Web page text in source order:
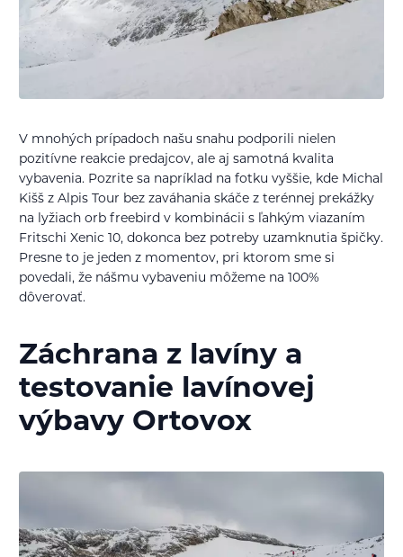
V mnohých prípadoch našu snahu podporili nielen
pozitívne reakcie predajcov, ale aj samotná kvalita
vybavenia. Pozrite sa napríklad na fotku vyššie, kde Michal
Kišš z Alpis Tour bez zaváhania skáče z terénnej prekážky
na lyžiach orb freebird v kombinácii s ľahkým viazaním
Fritschi Xenic 10, dokonca bez potreby uzamknutia špičky.
Presne to je jeden z momentov, pri ktorom sme si
povedali, že nášmu vybaveniu môžeme na 100%
dôverovať.
Záchrana z lavíny a
testovanie lavínovej
výbavy Ortovox